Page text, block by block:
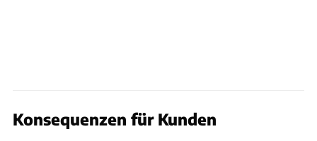
Konsequenzen für Kunden